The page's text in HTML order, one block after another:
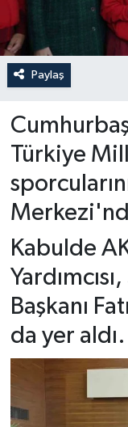
Paylaş
Türkiye
Kabulde
Başkanı
da yer aldı.